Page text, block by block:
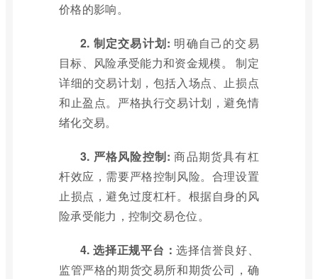
价格的影响。
2. 制定交易计划: 明确自己的交易
目标、风险承受能力和资金规模。 制定
详细的交易计划，包括入场点、止损点
和止盈点。严格执行交易计划，避免情
绪化交易。
3. 严格风险控制: 商品期货具有杠
杆效应，需要严格控制风险。合理设置
止损点，避免过度杠杆。根据自身的风
险承受能力，控制交易仓位。
4. 选择正规平台：选择信誉良好、
监管严格的期货交易所和期货公司，确